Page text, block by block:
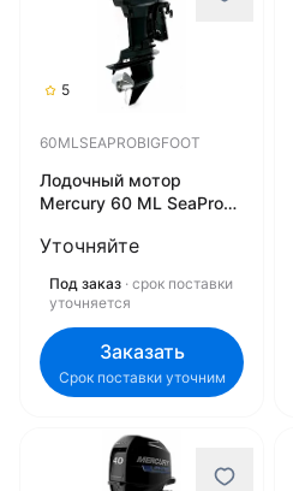
5
60MLSEAPROBIGFOOT
Лодочный мотор
Mercury 60 ML SeaPro
60MLSEAPROBIGFOOT
Уточняйте
Под заказ · срок поставки
уточняется
Заказать
Срок поставки уточним